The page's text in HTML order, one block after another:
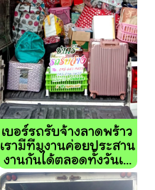
เบอร์รถรับจ้างลาดพร้าว
เรามีทีมงานค่อยประสาน
งานกันได้ตลอดทั้งวันเ...